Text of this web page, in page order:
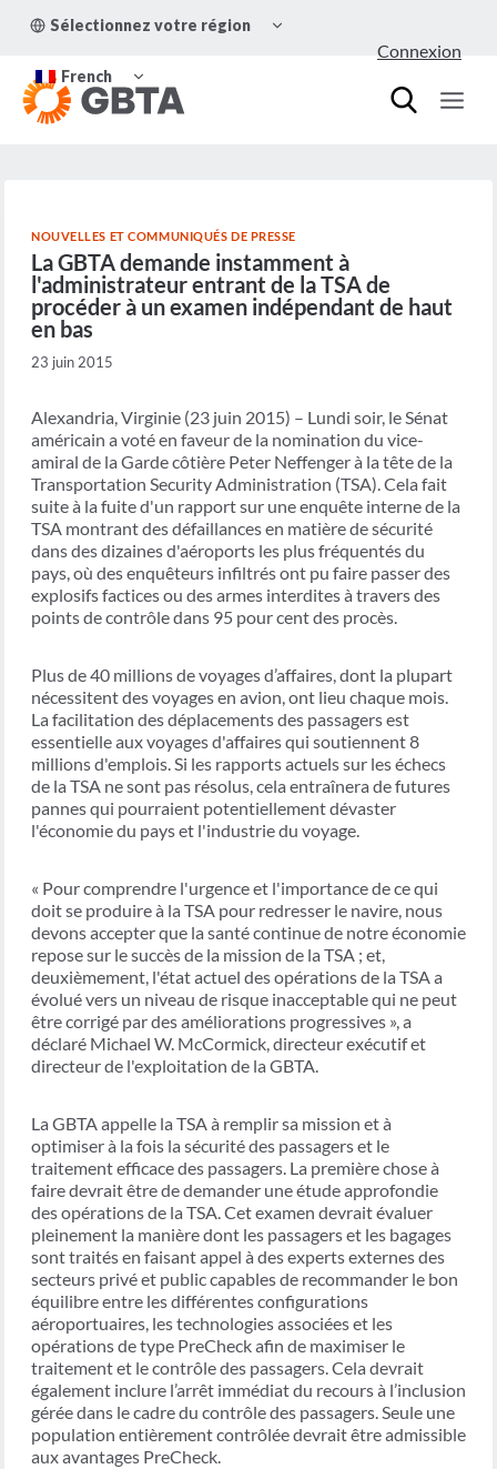
Sélectionnez votre région
LE
French
LE
MENU
ENFANT
Connexion
NOUVELLES ET COMMUNIQUÉS DE PRESSE
La GBTA demande instamment à
l'administrateur entrant de la TSA de
procéder à un examen indépendant de haut
en bas
23 juin 2015
Alexandria, Virginie (23 juin 2015) – Lundi soir, le Sénat
américain a voté en faveur de la nomination du vice-
amiral de la Garde côtière Peter Neffenger à la tête de la
Transportation Security Administration (TSA). Cela fait
suite à la fuite d'un rapport sur une enquête interne de la
TSA montrant des défaillances en matière de sécurité
dans des dizaines d'aéroports les plus fréquentés du
pays, où des enquêteurs infiltrés ont pu faire passer des
explosifs factices ou des armes interdites à travers des
points de contrôle dans 95 pour cent des procès.
Plus de 40 millions de voyages d’affaires, dont la plupart
nécessitent des voyages en avion, ont lieu chaque mois.
La facilitation des déplacements des passagers est
essentielle aux voyages d'affaires qui soutiennent 8
millions d'emplois. Si les rapports actuels sur les échecs
de la TSA ne sont pas résolus, cela entraînera de futures
pannes qui pourraient potentiellement dévaster
l'économie du pays et l'industrie du voyage.
« Pour comprendre l'urgence et l'importance de ce qui
doit se produire à la TSA pour redresser le navire, nous
devons accepter que la santé continue de notre économie
repose sur le succès de la mission de la TSA ; et,
deuxièmement, l'état actuel des opérations de la TSA a
évolué vers un niveau de risque inacceptable qui ne peut
être corrigé par des améliorations progressives », a
déclaré Michael W. McCormick, directeur exécutif et
directeur de l'exploitation de la GBTA.
La GBTA appelle la TSA à remplir sa mission et à
optimiser à la fois la sécurité des passagers et le
traitement efficace des passagers. La première chose à
faire devrait être de demander une étude approfondie
des opérations de la TSA. Cet examen devrait évaluer
pleinement la manière dont les passagers et les bagages
sont traités en faisant appel à des experts externes des
secteurs privé et public capables de recommander le bon
équilibre entre les différentes configurations
aéroportuaires, les technologies associées et les
opérations de type PreCheck afin de maximiser le
traitement et le contrôle des passagers. Cela devrait
également inclure l’arrêt immédiat du recours à l’inclusion
gérée dans le cadre du contrôle des passagers. Seule une
population entièrement contrôlée devrait être admissible
aux avantages PreCheck.